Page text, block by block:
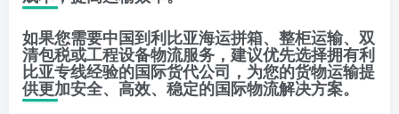
如果您需要中国到利比亚海运拼箱、整柜运输、双
清包税或工程设备物流服务，建议优先选择拥有利
比亚专线经验的国际货代公司，为您的货物运输提
供更加安全、高效、稳定的国际物流解决方案。